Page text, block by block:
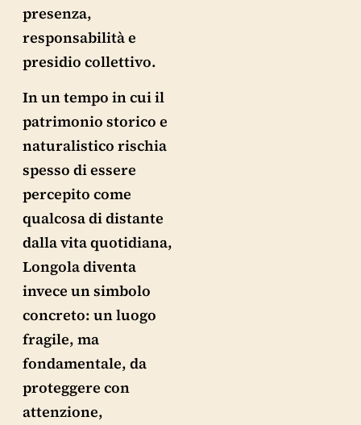
presenza,
responsabilità e
presidio collettivo.
In un tempo in cui il
patrimonio storico e
naturalistico rischia
spesso di essere
percepito come
qualcosa di distante
dalla vita quotidiana,
Longola diventa
invece un simbolo
concreto: un luogo
fragile, ma
fondamentale, da
proteggere con
attenzione,